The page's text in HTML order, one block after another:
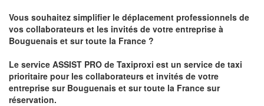
Vous souhaitez simplifier le déplacement professionnels de
vos collaborateurs et les invités de votre entreprise à
Bouguenais et sur toute la France ?
Le service ASSIST PRO de Taxiproxi est un service de taxi
prioritaire pour les collaborateurs et invités de votre
entreprise sur Bouguenais et sur toute la France sur
réservation.